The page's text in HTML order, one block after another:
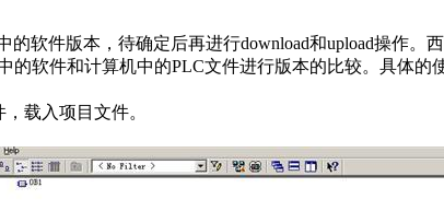
软件版本，待确定后再进行download和upload操作。
的软件和计算机中的PLC文件进行版本的比较。具体的
载入项目文件。